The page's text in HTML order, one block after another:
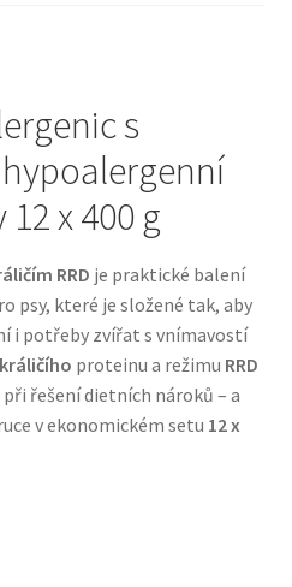
vybavení
krmivo s nordickou kvalitou
s
hypoalergenní
x 400 g
RRD je praktické balení
psy, které je složené tak, aby
i potřeby zvířat s vnímavostí
králičího proteinu a režimu RRD
řešení dietních nároků – a
v ekonomickém setu 12 x